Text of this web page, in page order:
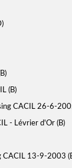
(B)
CACIL 26-6-
- Lévrier d'Or (B)
CACIL 13-9-2003